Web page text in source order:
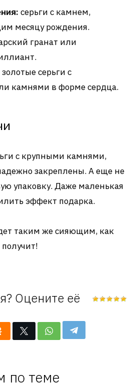
серьги с камнем,
месяцу рождения.
гранат или
золотые серьги с
камнями в форме сердца.
с крупными камнями,
закреплены. А еще не
упаковку. Даже маленькая
эффект подарка.
таким же сияющим, как
получит!
Оцените её
по теме